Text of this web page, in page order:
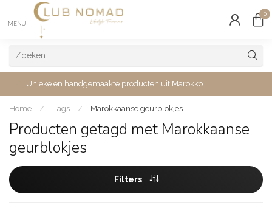
MENU
0
Unieke en handgemaakte producten uit Marokko
Home / Tags / Marokkaanse geurblokjes
Producten getagd met Marokkaanse
geurblokjes
Filters